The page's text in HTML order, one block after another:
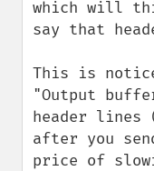
which will
say that
This is
"Output
header lines
after you
price of